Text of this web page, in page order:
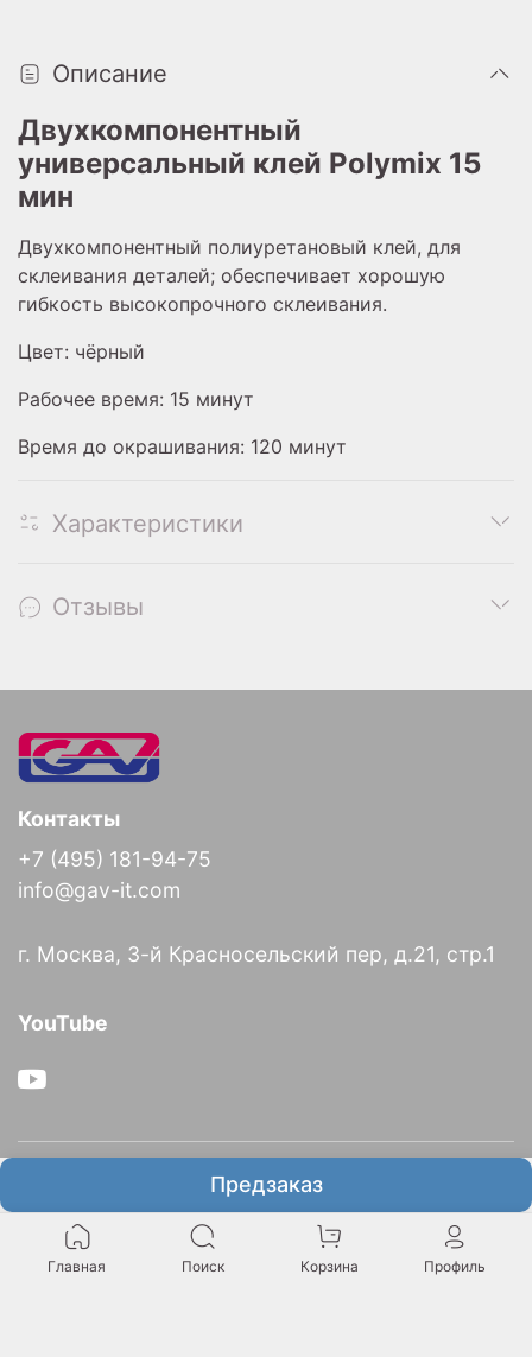
Предзаказ
Описание
Двухкомпонентный
универсальный клей Polymix 15
мин
Двухкомпонентный полиуретановый клей, для
склеивания деталей; обеспечивает хорошую
гибкость высокопрочного склеивания.
Цвет: чёрный
Рабочее время: 15 минут
Время до окрашивания: 120 минут
Характеристики
Отзывы
Информация
Контакты
+7 (495) 181-94-75
info@gav-it.com
г. Москва, 3-й Красносельский пер, д.21, стр.1
YouTube
Главная Поиск Корзина Профиль